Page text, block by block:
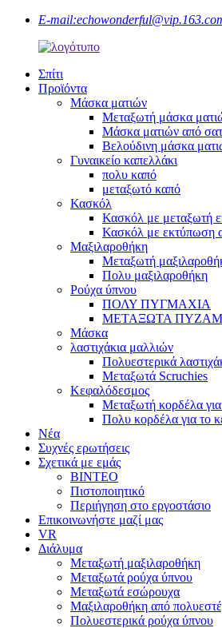
E-mail:
Σπίτι
Προϊόντα
Μάσκα ματιών
Μεταξωτή μάσκα
Μάσκα ματιών από
Βελούδινη μάσκα
Γυναικείο καπελλάκι
πολυ καπό
μεταξωτό καπό
Κασκόλ
Κασκόλ με μεταξωτή
Κασκόλ με εκτύπωση
Μαξιλαροθήκη
Μεταξωτή
Πολυ μαξιλαροθήκη
Ρούχα ύπνου
ΠΟΛΥ ΠΥΓΜΑΧΙΑ
ΜΕΤΑΞΩΤΑ
Μάσκα
λαστιχάκια μαλλιών
Πολυεστερικά
Μεταξωτά Scruchies
Κεφαλόδεσμος
Μεταξωτή κορδέλα
Πολυ κορδέλα για το
Νέα
Συχνές ερωτήσεις
Σχετικά με εμάς
ΒΙΝΤΕΟ
Πιστοποιητικό
Περιήγηση στο εργοστάσιο
Επικοινωνήστε μαζί μας
VR
Διάλυμα
Μεταξωτή μαξιλαροθήκη
Μεταξωτά ρούχα ύπνου
Μεταξωτά εσώρουχα
Μαξιλαροθήκη από
Πολυεστερικά ρούχα ύπνου